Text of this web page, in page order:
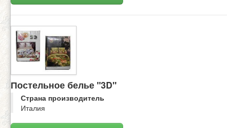
Постельное белье "3D"
Страна производитель
Италия